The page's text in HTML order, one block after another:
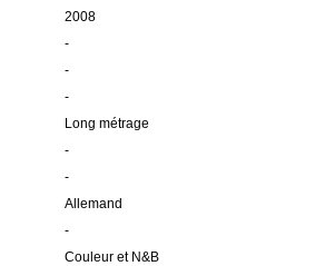
2008
-
-
-
Long métrage
-
-
Allemand
-
Couleur et N&B